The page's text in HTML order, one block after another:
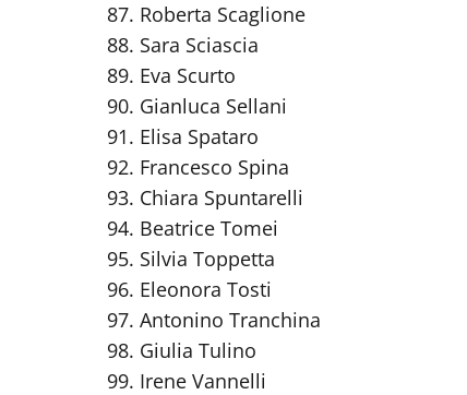
Roberta Scaglione
Sara Sciascia
Eva Scurto
Gianluca Sellani
Elisa Spataro
Francesco Spina
Chiara Spuntarelli
Beatrice Tomei
Silvia Toppetta
Eleonora Tosti
Antonino Tranchina
Giulia Tulino
Irene Vannelli